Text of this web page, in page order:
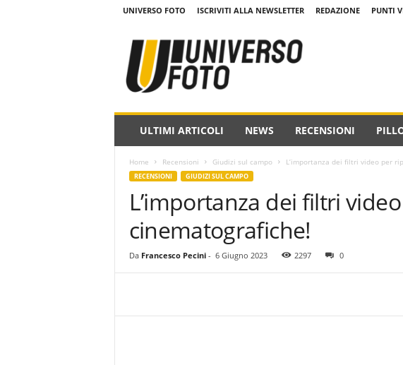
UNIVERSO FOTO ISCRIVITI ALLA NEWSLETTER REDAZIONE PUNTI
.
ULTIMI ARTICOLI NEWS RECENSIONI
Home Recensioni Giudizi sul campo L’importanza dei filtri video per
RECENSIONI GIUDIZI SUL CAMPO
L’importanza dei filtri
cinematografiche!
Da Francesco Pecini- 6 Giugno 2023 2297 0